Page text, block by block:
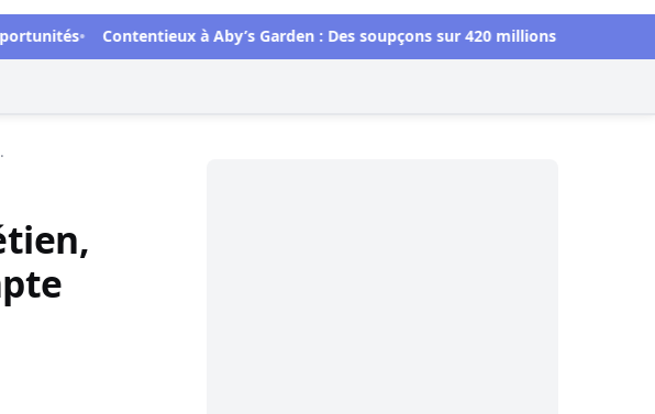
Contentieux à Aby’s Garden : Des soupçons sur 420 millions F CFA, Aby Ndour